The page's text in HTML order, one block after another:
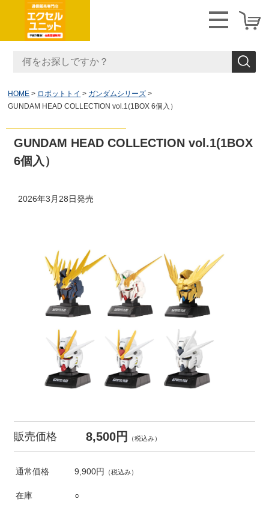
HOME ロボットトイ
ガンダムシリーズ
GUNDAM HEAD COLLECTION vol.1(1BOX 6個入）
GUNDAM HEAD COLLECTION vol.1(1BOX
6個入）
2026年3月28日発売
販売価格 8,500円 （税込み）
通常価格 9,900円 （税込み）
在庫 ○